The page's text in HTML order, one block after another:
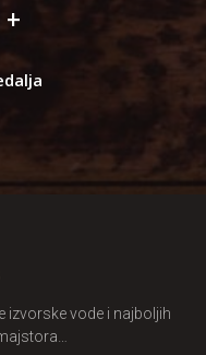
+
izvorske vode i najboljih